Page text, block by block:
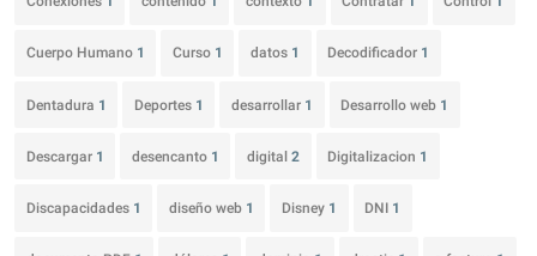
Cuerpo Humano 1 Curso 1 datos 1 Decodificador 1
Dentadura 1 Deportes 1 desarrollar 1 Desarrollo web 1
Descargar 1 desencanto 1 digital 2 Digitalizacion 1
Discapacidades 1 diseño web 1 Disney 1 DNI 1